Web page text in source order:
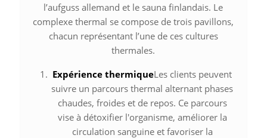
l’aufguss allemand et le sauna finlandais. Le
complexe thermal se compose de trois pavillons,
chacun représentant l’une de ces cultures
thermales.
Expérience thermiqueLes clients peuvent
suivre un parcours thermal alternant phases
chaudes, froides et de repos. Ce parcours
vise à détoxifier l'organisme, améliorer la
circulation sanguine et favoriser la